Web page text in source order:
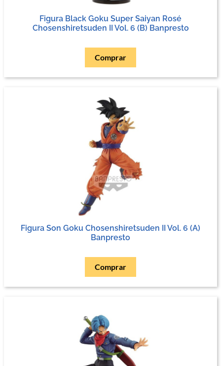
Figura Black Goku Super Saiyan Rosé
Chosenshiretsuden II Vol. 6 (B) Banpresto
Comprar
Figura Son Goku Chosenshiretsuden II Vol. 6 (A)
Banpresto
Comprar